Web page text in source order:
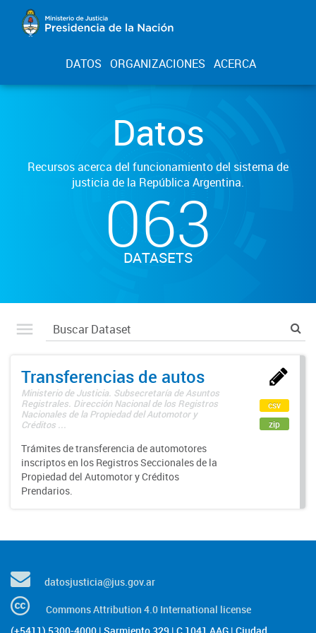
DATOS ORGANIZACIONES ACERCA
Datos
Recursos acerca del funcionamiento del sistema de
justicia de la República Argentina.
063
DATASETS
Transferencias de autos
Ministerio de Justicia. Subsecretaría de Asuntos
Registrales. Dirección Nacional de los Registros
Nacionales de la Propiedad del Automotor y
Créditos ...
Trámites de transferencia de automotores
inscriptos en los Registros Seccionales de la
Propiedad del Automotor y Créditos
Prendarios.
csv
zip
datosjusticia@jus.gov.ar
Commons Attribution 4.0 International license